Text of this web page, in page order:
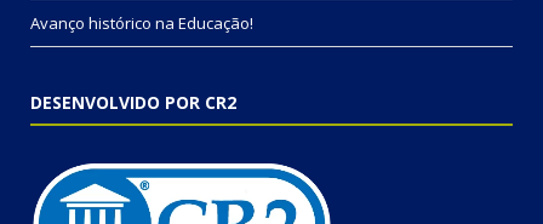
Avanço histórico na Educação!
DESENVOLVIDO POR CR2